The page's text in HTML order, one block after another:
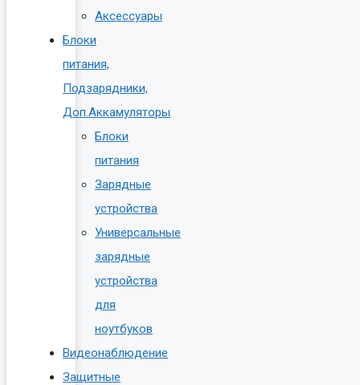
Аксессуары
Блоки
питания,
Подзарядники,
Доп.Аккамуляторы
Блоки
питания
Зарядные
устройства
Универсальные
зарядные
устройства
для
ноутбуков
Видеонаблюдение
Защитные